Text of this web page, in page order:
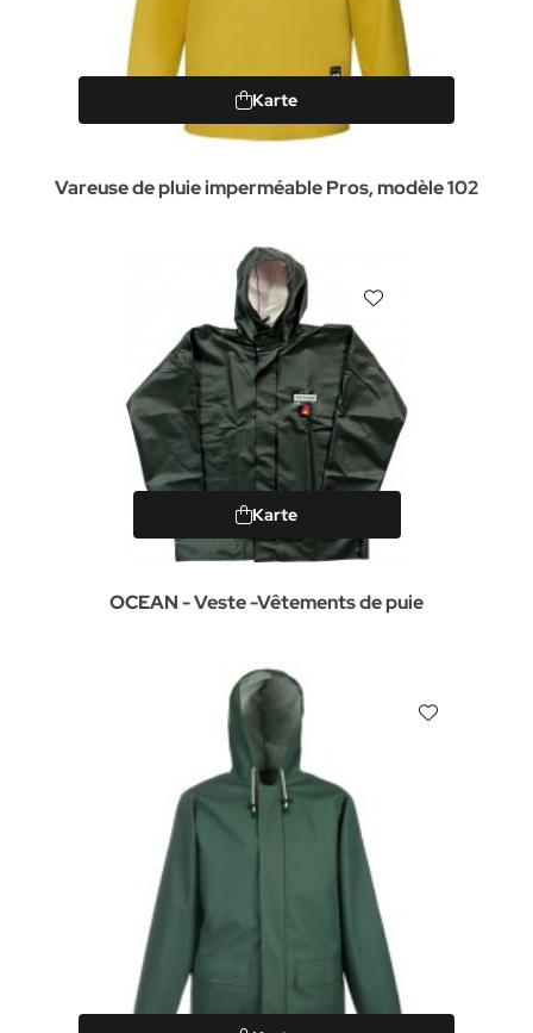
Karte
Vareuse de pluie imperméable Pros, modèle 102
Karte
OCEAN - Veste -Vêtements de puie